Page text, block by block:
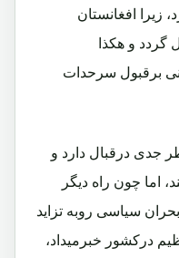
زیرا افغانستان
گردد و هکذا
برقبول سرحدات
جدی درقبال دارد و
اما چون راه دیگر
سیاسی روبه تزاید
درکشور خبرمیداد،